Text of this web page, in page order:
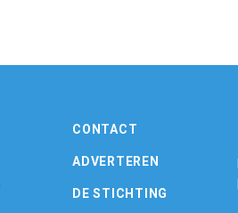
CONTACT
ADVERTEREN
DE STICHTING